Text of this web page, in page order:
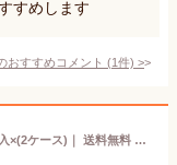
すめします
おすすめコメント (1件) >
イチビキ ごちそう釜飯の素 松茸 352g×6個入×(2ケース)｜ 送料無料 調味料 炊き込みごはんの素 ご飯